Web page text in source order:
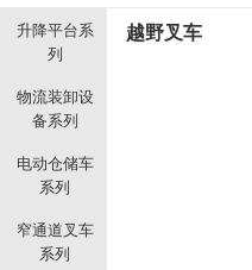
升降平台系
列
物流装卸设
备系列
电动仓储车
系列
窄通道叉车
系列
越野叉车